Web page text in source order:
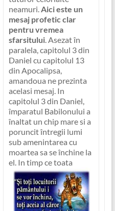
neamuri.Aici este un
mesaj profetic clar
pentru vremea
sfarsitului. Asezat în
paralela, capitolul 3 din
Daniel cu capitolul 13
din Apocalipsa,
amandoua ne prezinta
acelasi mesaj. In
capitolul 3 din Daniel,
împaratul Babilonului a
înaltat un chip mare si a
poruncit întregii lumi
sub amenintarea cu
moartea sa se închine la
el.In timp ce toata